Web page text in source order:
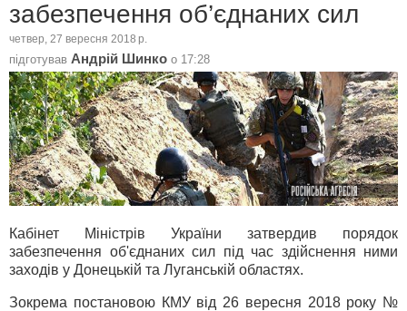
забезпечення об’єднаних сил
четвер, 27 вересня 2018 р.
підготував Андрій Шинко о 17:28
Кабінет Міністрів України затвердив порядок
забезпечення об'єднаних сил під час здійснення ними
заходів у Донецькій та Луганській областях.
Зокрема постановою КМУ від 26 вересня 2018 року №